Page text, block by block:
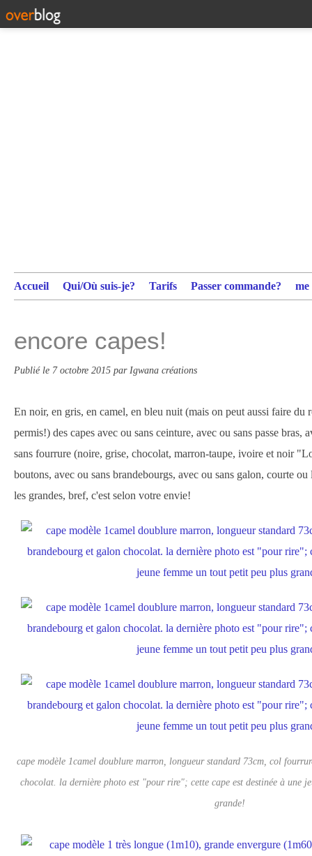
Accueil Qui/Où suis-je? Tarifs Passer commande?
encore capes!
Publié le 7 octobre 2015 par Igwana créations
En noir, en gris, en camel, en bleu nuit (mais on peut aussi faire du
permis!) des capes avec ou sans ceinture, avec ou sans passe bras,
sans fourrure (noire, grise, chocolat, marron-taupe, ivoire et noir
boutons, avec ou sans brandebourgs, avec ou sans galon, courte
les grandes, bref, c'est selon votre envie!
cape modèle 1camel doublure marron, longueur standard 73cm, col
chocolat. la dernière photo est "pour rire"; cette cape est destinée à une
grande!